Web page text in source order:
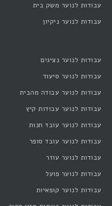
עבודות לנוער משק בית
עבודות לנוער ניקיון
עבודות לנוער נציגים
עבודות לנוער סיעוד
עבודות לנוער עבודה מהבית
עבודות לנוער עבודות קיץ
עבודות לנוער עובד חנות
עבודות לנוער עובד סופר
עבודות לנוער עוזר
עבודות לנוער פועל
עבודות לנוער קופאיות